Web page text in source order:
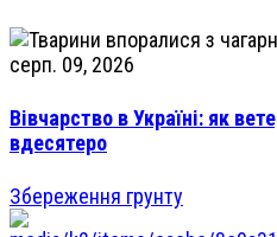
серп. 09, 2026
Вівчарство в Україні: як
вдесятеро
Збереження грунту